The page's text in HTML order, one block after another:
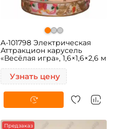
A-101798 Электрическая
Аттракцион карусель
«Весёлая игра», 1,6×1,6×2,6 м
Узнать цену
Предзаказ